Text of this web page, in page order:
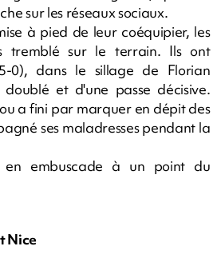
sur les réseaux sociaux.
à pied de leur coéquipier, les
tremblé sur le terrain. Ils ont
0), dans le sillage de Florian
et d'une passe décisive.
a fini par marquer en dépit des
ses maladresses pendant la
en embuscade à un point du
Nice